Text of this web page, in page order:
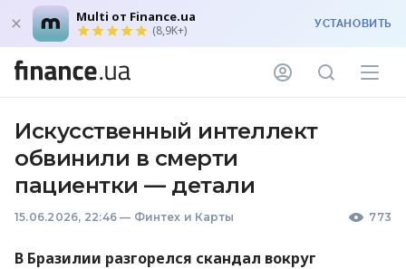
Multi от Finance.ua
(8,9K+) УСТАНОВИТЬ
Искусственный интеллект
обвинили в смерти
пациентки — детали
15.06.2026, 22:46 — Финтех и Карты 773
В Бразилии разгорелся скандал вокруг